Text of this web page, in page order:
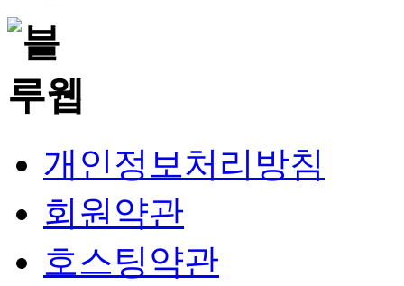
개인정보처리방침
회원약관
호스팅약관